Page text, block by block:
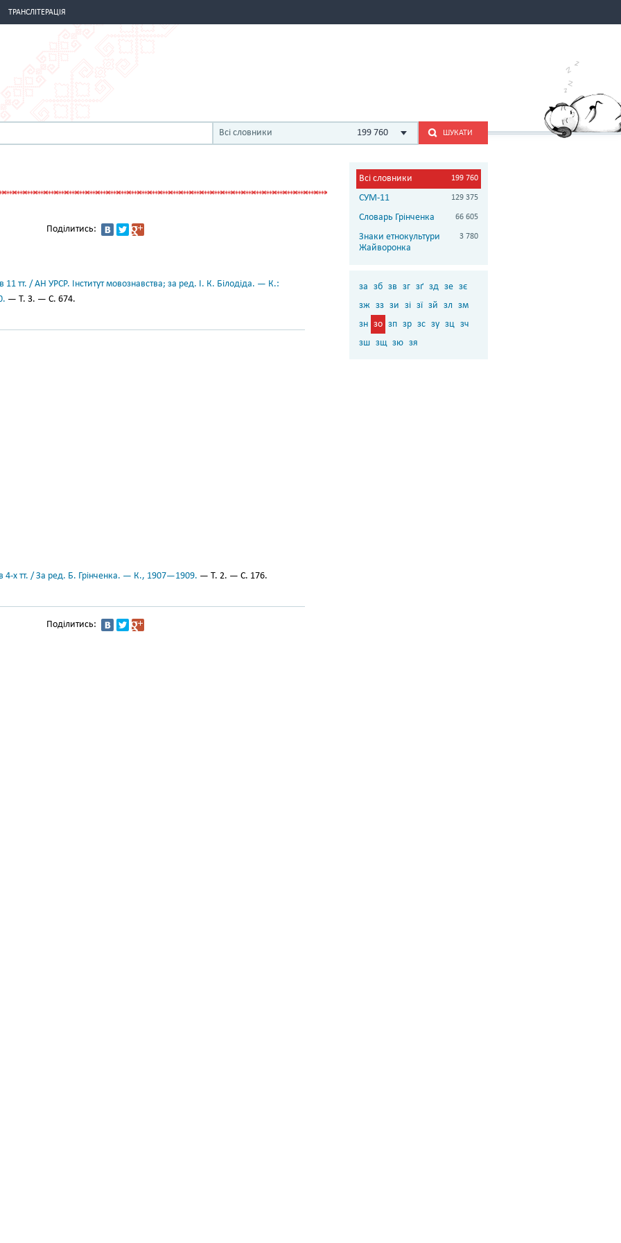
ТРАНСЛІТЕРАЦІЯ
Всі словники 199 760 ШУКАТИ
Поділитись:
11 тт. / АН УРСР. Інститут мовознавства; за ред. І. К. Білодіда. — К.:
— Т. 3. — С. 674.
4-х тт. / За ред. Б. Грінченка. — К., 1907—1909. — Т. 2. — С. 176.
Поділитись:
Всі словники 199 760
СУМ-11 129 375
Словарь Грінченка 66 605
Знаки етнокультури
Жайворонка
3 780
за зб зв зг зґ зд зе зє
зж зз зи зі зї зй зл зм
зн зо зп зр зс зу зц зч
зш зщ зю зя